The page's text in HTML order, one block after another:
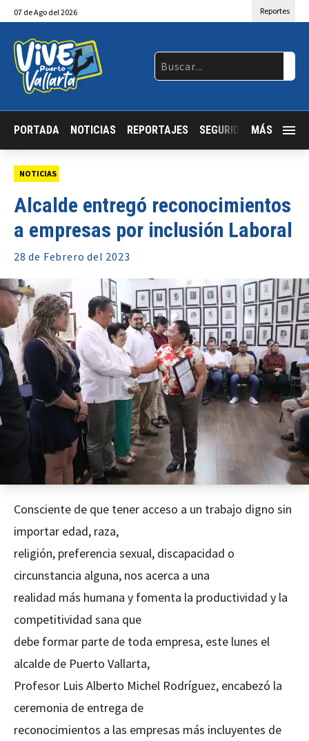
07 deAgo del 2026 Reportes
PORTADA NOTICIAS REPORTAJES SEGURIDAD JALISCO
MÁS
NOTICIAS
Alcalde entregó reconocimientos
a empresas por inclusión Laboral
28 de Febrero del 2023
Consciente de que tener acceso a un trabajo digno sin
importar edad, raza,
religión, preferencia sexual, discapacidad o
circunstancia alguna, nos acerca a una
realidad más humana y fomenta la productividad y la
competitividad sana que
debe formar parte de toda empresa, este lunes el
alcalde de Puerto Vallarta,
Profesor Luis Alberto Michel Rodríguez, encabezó la
ceremonia de entrega de
reconocimientos a las empresas más incluyentes de